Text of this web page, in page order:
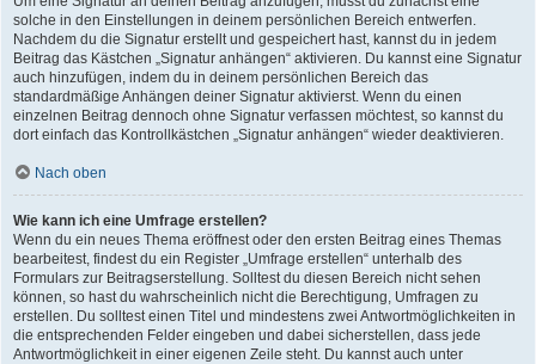
solche in den Einstellungen in deinem persönlichen Bereich entwerfen.
Nachdem du die Signatur erstellt und gespeichert hast, kannst du in jedem
Beitrag das Kästchen „Signatur anhängen“ aktivieren. Du kannst eine Signatur
auch hinzufügen, indem du in deinem persönlichen Bereich das
standardmäßige Anhängen deiner Signatur aktivierst. Wenn du einen
einzelnen Beitrag dennoch ohne Signatur verfassen möchtest, so kannst du
dort einfach das Kontrollkästchen „Signatur anhängen“ wieder deaktivieren.
Nach oben
Wie kann ich eine Umfrage erstellen?
Wenn du ein neues Thema eröffnest oder den ersten Beitrag eines Themas
bearbeitest, findest du ein Register „Umfrage erstellen“ unterhalb des
Formulars zur Beitragserstellung. Solltest du diesen Bereich nicht sehen
können, so hast du wahrscheinlich nicht die Berechtigung, Umfragen zu
erstellen. Du solltest einen Titel und mindestens zwei Antwortmöglichkeiten in
die entsprechenden Felder eingeben und dabei sicherstellen, dass jede
Antwortmöglichkeit in einer eigenen Zeile steht. Du kannst auch unter